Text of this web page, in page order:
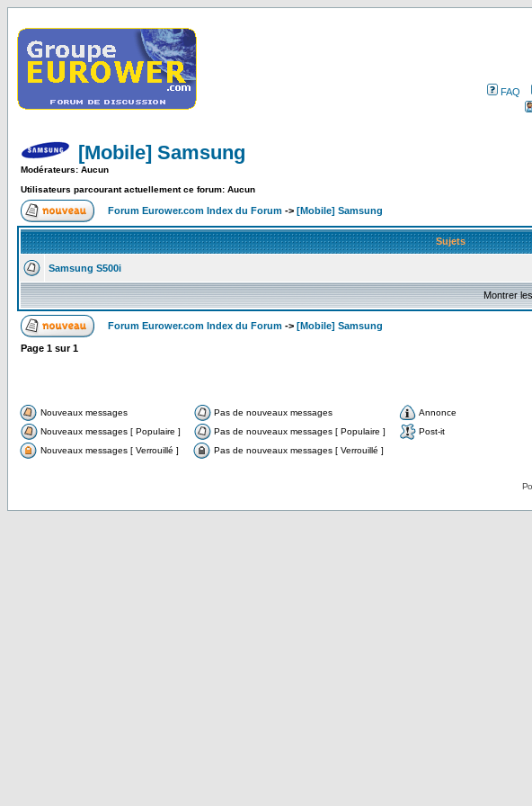
FAQ
[Mobile] Samsung
Modérateurs: Aucun
Utilisateurs parcourant actuellement ce forum: Aucun
Forum Eurower.com Index du Forum -> [Mobile] Samsung
Sujets
Samsung S500i
Montrer
Forum Eurower.com Index du Forum -> [Mobile] Samsung
Page 1 sur1
Nouveaux messages Pas de nouveaux messages
Annonce
Nouveaux messages [ Populaire ]
Pas de nouveaux messages [ Populaire ]
Post-it
Nouveaux messages [ Verrouillé ]
Pas de nouveaux messages [ Verrouillé ]